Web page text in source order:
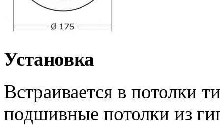
Установка
Встраивается в потолки
подшивные потолки из